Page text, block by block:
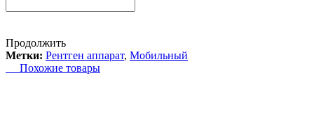
Продолжить
Метки: Рентген аппарат, Мобильный
Похожие товары